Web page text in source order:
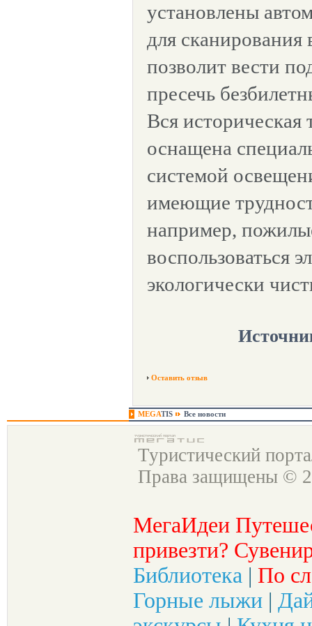
установлены
для
позволит вести
пресечь
Вся историческая
оснащена
системой
имеющие
например,
воспользоваться
экологически
Оставить отзыв
MEGATIS Все новости
Туристический
Права защищены ©
МегаИдеи
привезти?
Библиотека | По
Горные лыжи |